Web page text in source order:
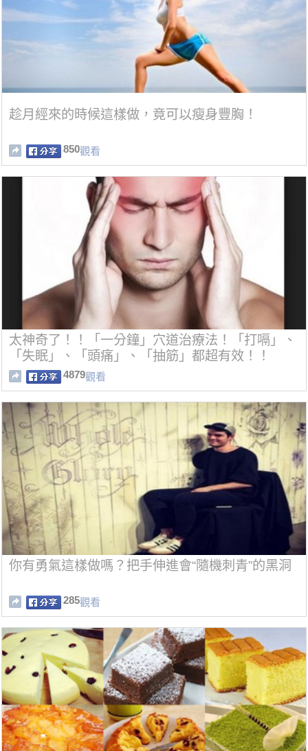
趁月經來的時候這樣做，竟可以瘦身豐胸！
850觀看
太神奇了！！「一分鐘」穴道治療法！「打嗝」、
「失眠」、「頭痛」、「抽筋」都超有效！！
4879觀看
你有勇氣這樣做嗎？把手伸進會“隨機刺青”的黑洞
285觀看